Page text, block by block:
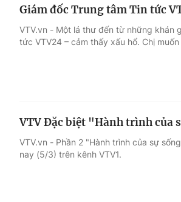
Giám đốc Trung tâm Tin tức
VTV.vn - Một lá thư đến từ những khán
tức VTV24 – cảm thấy xấu hổ. Chị
VTV Đặc biệt "Hành trình của
VTV.vn - Phần 2 "Hành trình của sự
nay (5/3) trên kênh VTV1.